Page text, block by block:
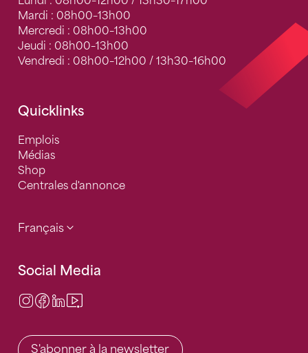
Mardi : 08h00–13h00
Mercredi : 08h00–13h00
Jeudi : 08h00–13h00
Vendredi : 08h00–12h00 / 13h30–16h00
Quicklinks
Emplois
Médias
Shop
Centrales d'annonce
Français
Social Media
Instagram
Facebook
LinkedIn
S'abonner à la newsletter